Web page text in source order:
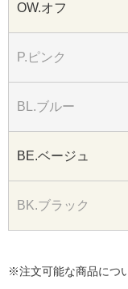
OW.オフ
P.ピンク
BL.ブルー
BE.ベージュ
BK.ブラック
※注文可能な商品につ